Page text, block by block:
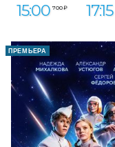
15:00 700 ₽ 17:15
ПРЕМЬЕРА